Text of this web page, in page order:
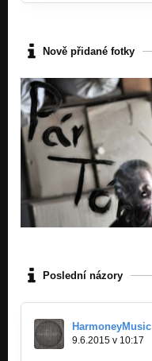
Nezařazeno
16. To na beton
Nezařazeno
17. Takhle v parku
Nezařazeno
18. Utni to
Nezařazeno
19. Vlastní čas
Nezařazeno
Nezařazeno
Nově přidané fotky
Poslední názory
HarmoneyMusic
9.6.2015 v 10:17